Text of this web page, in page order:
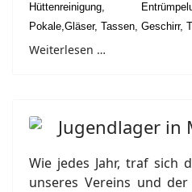
Hüttenreinigung,
Pokale,Gläser, Tassen, Geschirr,
Weiterlesen …
Jugendlager in
Wie jedes Jahr, traf sich
unseres Vereins und